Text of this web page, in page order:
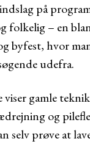
på
folkelig – en
byfest, hvor
udefra.
gamle
og
selv prøve at